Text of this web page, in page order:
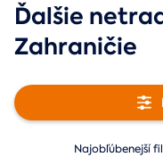
Ďalšie
Zahraničie
Najobľúbenejší